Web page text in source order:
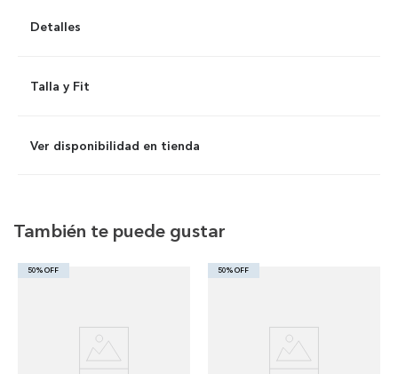
Detalles
Talla y Fit
Ver disponibilidad en tienda
También te puede gustar
50% OFF 50% OFF